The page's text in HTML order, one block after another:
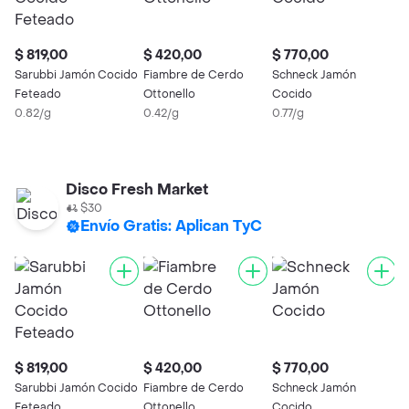
$ 819,00
Sarubbi Jamón Cocido
Feteado
0.82/g
$ 420,00
Fiambre de Cerdo
Ottonello
0.42/g
$ 770,00
Schneck Jamón
Cocido
0.77/g
Disco Fresh Market
$30
Envío Gratis: Aplican TyC
$ 819,00
Sarubbi Jamón Cocido
$ 420,00
Fiambre de Cerdo
$ 770,00
Schneck Jamón